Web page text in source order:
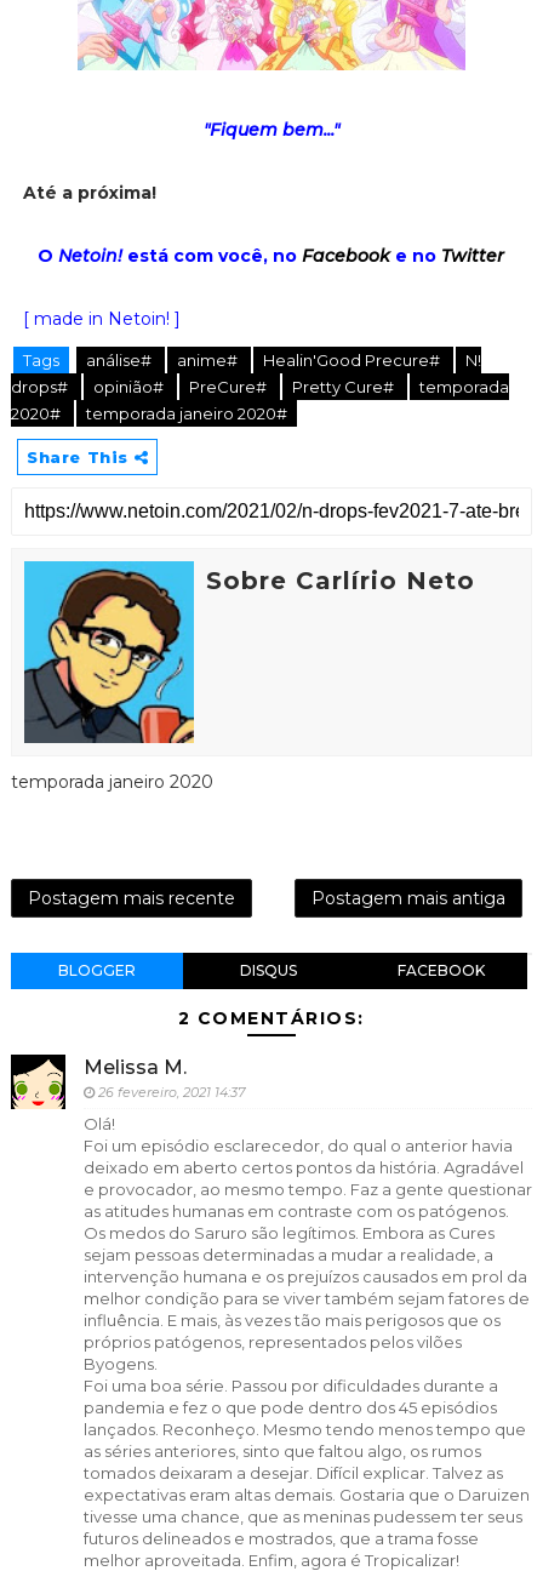
"Fiquem bem..."
Até a próxima!
ONetoin!está com você, noFacebooke no Twitter
[ made in Netoin! ]
Tags análise# anime# Healin'Good Precure#
N!
drops#
opinião# PreCure# Pretty Cure#
temporada
2020#
temporada janeiro 2020#
Share This
Sobre Carlírio Neto
temporada janeiro 2020
Postagem mais recente Postagem mais antiga
BLOGGER DISQUS FACEBOOK
2 COMENTÁRIOS:
Melissa M.
26 fevereiro, 2021 14:37
Olá!
Foi um episódio esclarecedor, do qual o anterior havia
deixado em aberto certos pontos da história. Agradável
e provocador, ao mesmo tempo. Faz a gente questionar
as atitudes humanas em contraste com os patógenos.
Os medos do Saruro são legítimos. Embora as Cures
sejam pessoas determinadas a mudar a realidade, a
intervenção humana e os prejuízos causados em prol da
melhor condição para se viver também sejam fatores de
influência. E mais, às vezes tão mais perigosos que os
próprios patógenos, representados pelos vilões
Byogens.
Foi uma boa série. Passou por dificuldades durante a
pandemia e fez o que pode dentro dos 45 episódios
lançados. Reconheço. Mesmo tendo menos tempo que
as séries anteriores, sinto que faltou algo, os rumos
tomados deixaram a desejar. Difícil explicar. Talvez as
expectativas eram altas demais. Gostaria que o Daruizen
tivesse uma chance, que as meninas pudessem ter seus
futuros delineados e mostrados, que a trama fosse
melhor aproveitada. Enfim, agora é Tropicalizar!